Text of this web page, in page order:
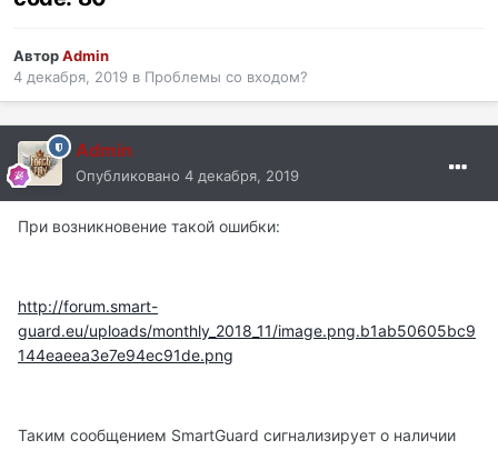
АвторAdmin
4 декабря, 2019 в Проблемы со входом?
Admin
Опубликовано 4 декабря, 2019
При возникновение такой ошибки:
http://forum.smart-
guard.eu/uploads/monthly_2018_11/image.png.b1ab50605bc9
144eaeea3e7e94ec91de.png
Таким сообщением SmartGuard сигнализирует о наличии